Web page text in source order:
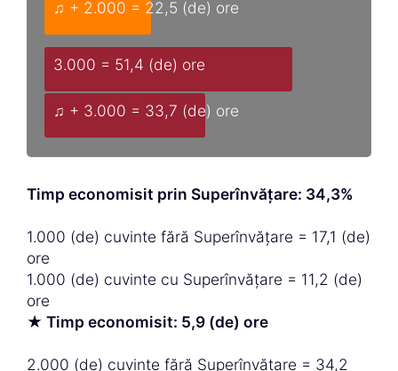
Ce dispozitiv folosești pentru a
învăța?
telefon Android:25,6 %
Mac:
9,8 %
iPad:
8,0 %
tabletă Android: 3,1 %
Unde învață utilizatorii limba spaniolă